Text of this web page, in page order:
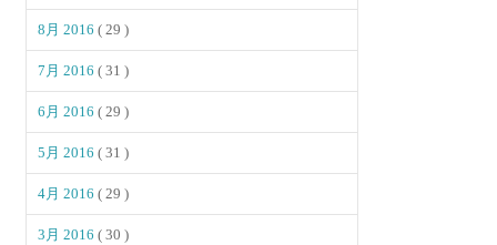
8月 2016( 29 )
7月 2016( 31 )
6月 2016( 29 )
5月 2016( 31 )
4月 2016( 29 )
3月 2016( 30 )